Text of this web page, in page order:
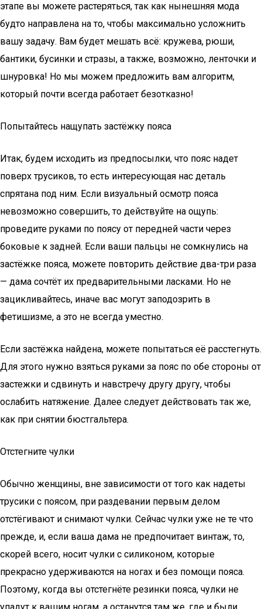
этапе вы можете растеряться, так как нынешняя мода
будто направлена на то, чтобы максимально усложнить
вашу задачу. Вам будет мешать всё: кружева, рюши,
бантики, бусинки и стразы, а также, возможно, ленточки и
шнуровка! Но мы можем предложить вам алгоритм,
который почти всегда работает безотказно!
Попытайтесь нащупать застёжку пояса
Итак, будем исходить из предпосылки, что пояс надет
поверх трусиков, то есть интересующая нас деталь
спрятана под ним. Если визуальный осмотр пояса
невозможно совершить, то действуйте на ощупь:
проведите руками по поясу от передней части через
боковые к задней. Если ваши пальцы не сомкнулись на
застёжке пояса, можете повторить действие два-три раза
— дама сочтёт их предварительными ласками. Но не
зацикливайтесь, иначе вас могут заподозрить в
фетишизме, а это не всегда уместно.
Если застёжка найдена, можете попытаться её расстегнуть.
Для этого нужно взяться руками за пояс по обе стороны от
застежки и сдвинуть и навстречу другу другу, чтобы
ослабить натяжение. Далее следует действовать так же,
как при снятии бюстгальтера.
Отстегните чулки
Обычно женщины, вне зависимости от того как надеты
трусики с поясом, при раздевании первым делом
отстёгивают и снимают чулки. Сейчас чулки уже не те что
прежде, и, если ваша дама не предпочитает винтаж, то,
скорей всего, носит чулки с силиконом, которые
прекрасно удерживаются на ногах и без помощи пояса.
Поэтому, когда вы отстегнёте резинки пояса, чулки не